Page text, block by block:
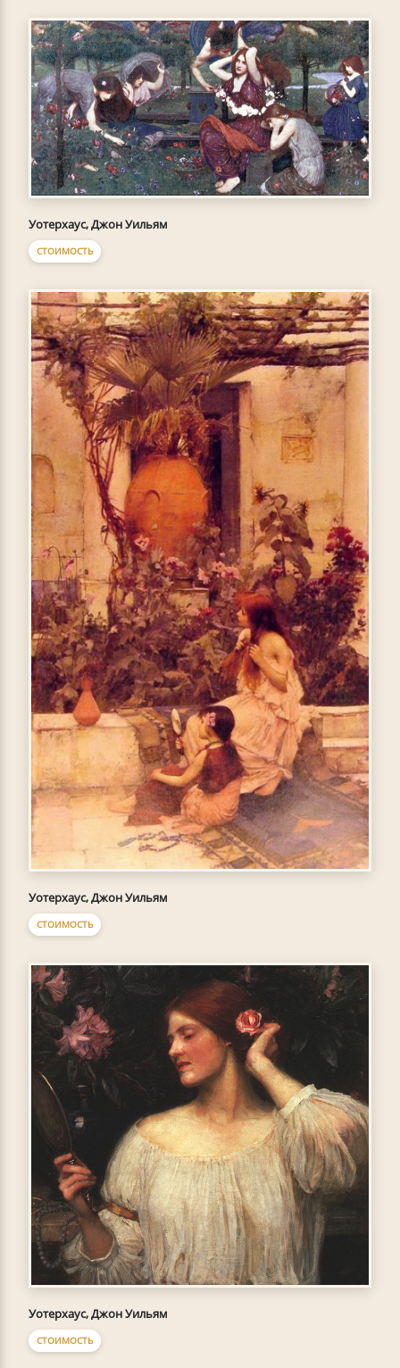
Уотерхаус, Джон Уильям
СТОИМОСТЬ
Уотерхаус, Джон Уильям
СТОИМОСТЬ
Уотерхаус, Джон Уильям
СТОИМОСТЬ